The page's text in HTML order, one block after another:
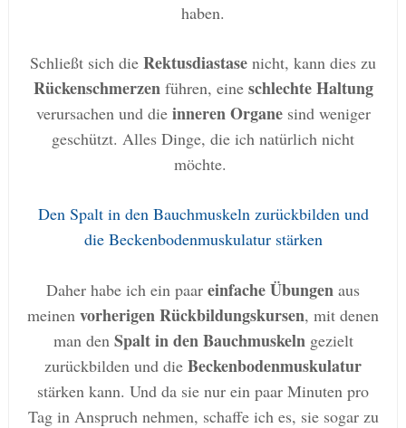
haben.
Schließt sich die Rektusdiastase nicht, kann dies zu
Rückenschmerzen führen, eine schlechte Haltung
verursachen und die inneren Organesind weniger
geschützt. Alles Dinge, die ich natürlich nicht
möchte.
Den Spalt in den Bauchmuskeln zurückbilden und
die Beckenbodenmuskulatur stärken
Daher habe ich ein paar einfache Übungen aus
meinen vorherigenRückbildungskursen, mit denen
man den Spalt in den Bauchmuskelngezielt
zurückbilden und die Beckenbodenmuskulatur
stärken kann. Und da sie nur ein paar Minuten pro
Tag in Anspruch nehmen, schaffe ich es, sie sogar zu